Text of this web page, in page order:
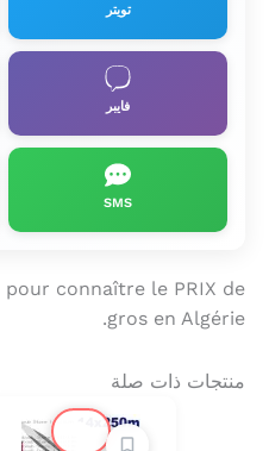
تويتر
فايبر
SMS
pour connaître le PRIX de
gros en Algérie.
منتجات ذات صلة